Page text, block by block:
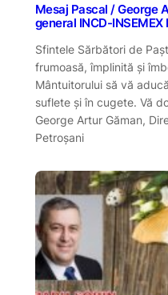
Mesaj Pascal / George
general INCD-INSEMEX
Sfintele Sărbători de
frumoasă, împlinită și
Mântuitorului să vă
suflete și în cugete. Vă
George Artur Găman,
Petroșani